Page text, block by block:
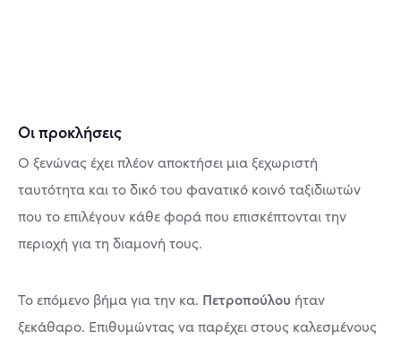
Οι προκλήσεις
Ο ξενώνας έχει πλέον αποκτήσει μια ξεχωριστή
ταυτότητα και το δικό του φανατικό κοινό ταξιδιωτών
που το επιλέγουν κάθε φορά που επισκέπτονται την
περιοχή για τη διαμονή τους.
Το επόμενο βήμα για την κα. Πετροπούλου ήταν
ξεκάθαρο. Επιθυμώντας να παρέχει στους καλεσμένους